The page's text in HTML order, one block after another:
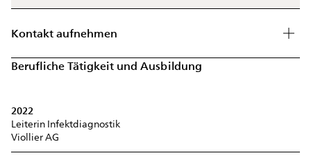
Kontakt aufnehmen
Berufliche Tätigkeit und Ausbildung
2022
Leiterin Infektdiagnostik
Viollier AG